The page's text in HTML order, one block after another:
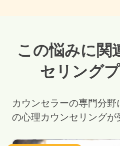
この悩みに関
セリング
カウンセラーの専門分
の心理カウンセリングが